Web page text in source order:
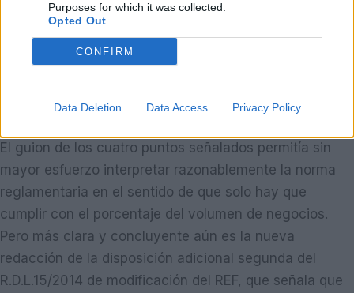
Purposes for which it was collected.
Opted Out
CONFIRM
Data Deletion Data Access Privacy Policy
beneficiarios. La respuesta es contundente al afirmar
que cada región puede escoger el criterio que le sea
más beneficioso, respetándolo los estados miembros.
momento el porcentaje sobre el volumen de negocios.
El guion de los cuatro puntos señalados permitía sin
mayor esfuerzo interpretar razonablemente la norma
reglamentaria en el sentido de que solo hay que
cumplir con el porcentaje del volumen de negocios.
Pero más clara y concluyente aún es la nueva
redacción de la disposición adicional segunda del
R.D.L.15/2014 de modificación del REF, que señala que